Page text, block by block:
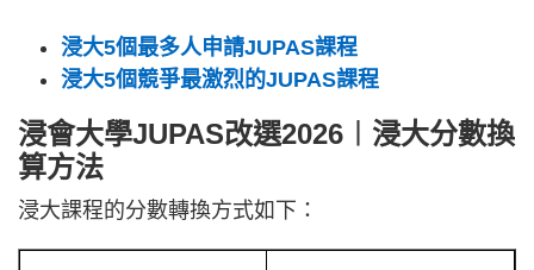
浸大5個最多人申請JUPAS課程
浸大5個競爭最激烈的JUPAS課程
浸會大學JUPAS改選2026︱浸大分數換
算方法
浸大課程的分數轉換方式如下：